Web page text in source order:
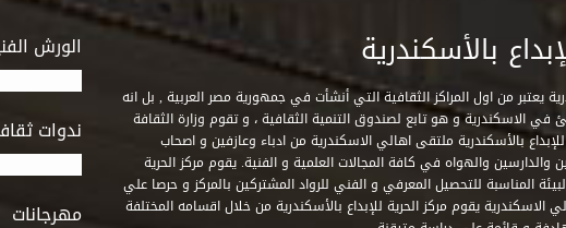
الورش
ندوات
مهرجانات
بالأسكندرية
يعتبر من اول المراكز الثقافية التي أنشأت في جمهورية مصر العربية , بل انه
الاسكندرية و هو تابع لصندوق التنمية الثقافية ، و تقوم وزارة الثقافة
بالأسكندرية ملتقى اهالي الاسكندرية من ادباء وعازفين و اصحاب
والدارسين والهواه في كافة المجالات العلمية و الفنية. يقوم مركز الحرية
المناسبة للتحصيل المعرفي و الفني للرواد المشتركين بالمركز و حرصا علي
الاسكندرية يقوم مركز الحرية للإبداع بالأسكندرية من خلال اقسامه المختلفة